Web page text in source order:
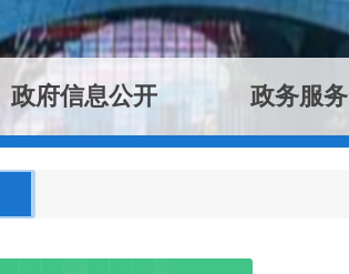
政府信息公开 政务服务